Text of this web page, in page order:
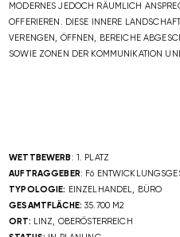
ERNES JEDOCH RÄUMLICH
ERIEREN. DIESE INNERE LANDSCHAFT
VERENGEN, ÖFFNEN, BEREICHE
SOWIE ZONEN DER KOMMUNIKATION
WETTBEWERB: 1. PLATZ
AUFTRAGGEBER: F6
TYPOLOGIE: EINZELHANDEL, BÜRO
GESAMTFLÄCHE: 35.700 M2
ORT: LINZ, OBERÖSTERREICH